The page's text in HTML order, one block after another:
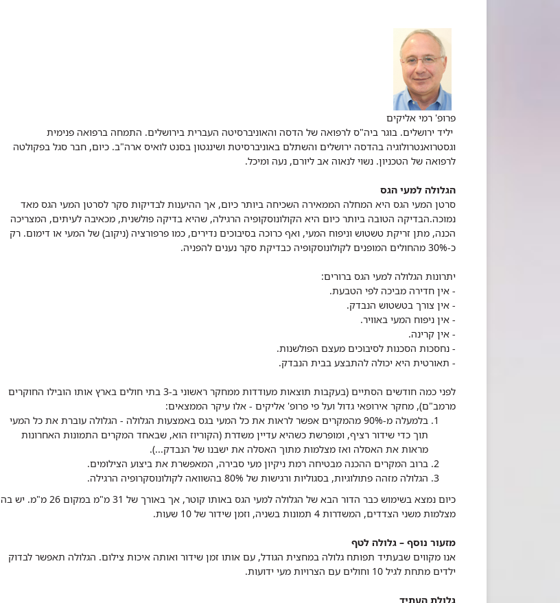
פרופ' רמי אליקים
יליד ירושלים. בוגר ביה"ס לרפואה של הדסה והאוניברסיטה העברית בירושלים. התמחה ברפואה פנימית
וגסטרואנטרולוגיה בהדסה ירושלים והשתלם באוניברסיטת ושינגטון בסנט לואיס ארה"ב. כיום, חבר סגל בפקולטה
לרפואה של הטכניון. נשוי לנאוה אב ליורם, נעה ומיכל.
הגלולה למעי הגס
סרטן המעי הגס היא המחלה הממאירה השכיחה ביותר כיום, אך ההיענות לבדיקות סקר לסרטן המעי הגס מאד
נמוכה.הבדיקה הטובה ביותר כיום היא הקולונוסקופיה הרגילה, שהיא בדיקה פולשנית, מכאיבה לעיתים, המצריכה
הכנה, מתן זריקת טשטוש וניפוח המעי, ואף כרוכה בסיבוכים נדירים, כמו פרפורציה (ניקוב) של המעי או דימום. רק
כ-30% מהחולים המופנים לקולונוסקופיה כבדיקת סקר נענים להפניה.
יתרונות הגלולה למעי הגס ברורים:
- אין חדירה מביכה לפי הטבעת.
- אין צורך בטשטוש הנבדק.
- אין ניפוח המעי באוויר.
- אין קרינה.
- נחסכות הסכנות לסיבוכים מעצם הפולשנות.
- תאורטית היא יכולה להתבצע בבית הנבדק.
לפני כמה חודשים הסתיים (בעקבות תוצאות מעודדות ממחקר ראשוני ב-3 בתי חולים בארץ אותו הובילו החוקרים
מרמב"ם), מחקר אירופאי גדול ועל פי פרופ' אליקים - אלו עיקר הממצאים:
בלמעלה מ-90% מהמקרים אפשר לראות את כל המעי בגס באמצעות הגלולה - הגלולה עוברת את כל המעי
תוך כדי שידור רציף, ומופרשת כשהיא עדיין משדרת (הקוריוז הוא, שבאחד המקרים התמונות האחרונות
מראות את האסלה ואז מצלמות מתוך האסלה את ישבנו של הנבדק...).
ברוב המקרים ההכנה מבטיחה רמת ניקיון מעי סבירה, המאפשרת את ביצוע הצילומים.
הגלולה מזהה פתולוגיות, בסגוליות ורגישות של 80% בהשוואה לקולונוסקרופיה הרגילה.
כיום נמצא בשימוש כבר הדור הבא של הגלולה למעי הגס באותו קוטר, אך באורך של 31 מ"מ במקום 26 מ"מ. יש בה
מצלמות משני הצדדים, המשדרות 4 תמונות בשניה, וזמן שידור של 10 שעות.
מזעור נוסף – גלולה לטף
אנו מקווים שבעתיד תפותח גלולה במחצית הגודל, עם אותו זמן שידור ואותה איכות צילום. הגלולה תאפשר לבדוק
ילדים מתחת לגיל 10 וחולים עם הצרויות מעי ידועות.
גלולת העתיד